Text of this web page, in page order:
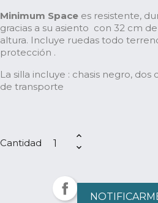
Minimum Space es resistente,
gracias a su asiento con 32 cm
altura. Incluye ruedas todo
protección .
La silla incluye : chasis negro,
de transporte
Cantidad